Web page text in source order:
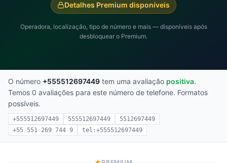
Detalhes Premium disponíveis
Operadora, localização, tipo de número e mais — disponíveis após
desbloquear o Premium.
O número +555512697449 tem uma avaliação positiva.
Temos 0 avaliações para este número de telefone. Formatos
possíveis.
+555512697449 555512697449
5512697449
+55 551 269 744 9
tel:+555512697449